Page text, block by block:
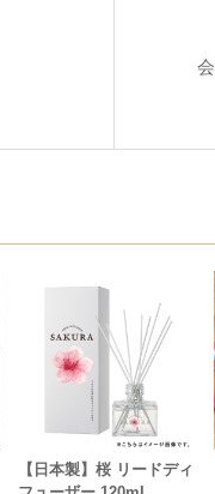
【日本製】桜 リードディ